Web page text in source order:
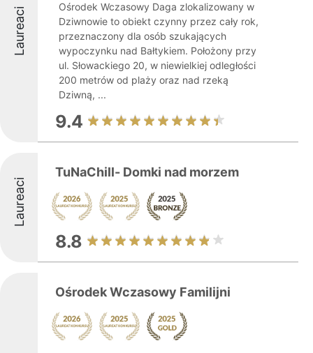
Laureaci
Ośrodek Wczasowy Daga zlokalizowany w
Dziwnowie to obiekt czynny przez cały rok,
przeznaczony dla osób szukających
wypoczynku nad Bałtykiem. Położony przy
ul. Słowackiego 20, w niewielkiej odległości
200 metrów od plaży oraz nad rzeką
Dziwną, ...
9.4
Laureaci
TuNaChill- Domki nad morzem
8.8
Ośrodek Wczasowy Familijni